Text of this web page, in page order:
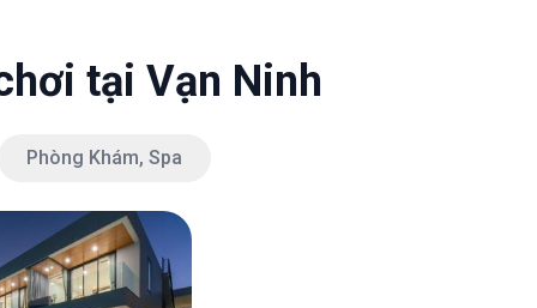
tại Vạn Ninh
Phòng Khám, Spa